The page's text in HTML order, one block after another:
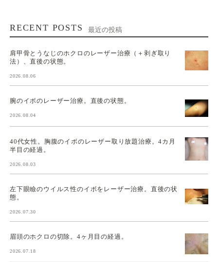
RECENT POSTS 最近の投稿
肩甲骨とうなじのホクロのレーザー治療（＋剥ぎ取り
法）、直後の状態。
2026.08.06
腕のイボのレーザー治療。直後の状態。
2026.08.04
40代女性。胸腹のイボのレーザー取り放題治療。4カ月
半目の経過。
2026.08.03
左下眼瞼のウイルス性のイボをレーザー治療。直後の状
態。
2026.07.30
眉頭のホクロの切除。4ヶ月目の経過。
2026.07.18